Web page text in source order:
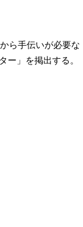
ら手伝いが必要な
ー」を掲出する。